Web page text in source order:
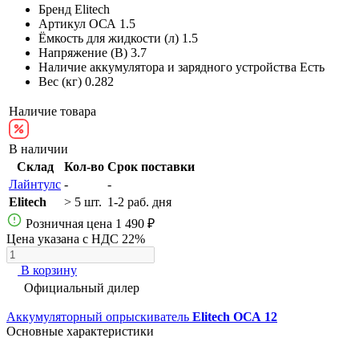
Бренд Elitech
Артикул ОСА 1.5
Ёмкость для жидкости (л) 1.5
Напряжение (В) 3.7
Наличие аккумулятора и зарядного устройства Есть
Вес (кг) 0.282
Наличие товара
В наличии
Склад
Кол-во Срок поставки
Лайнтулс -
-
Elitech
> 5 шт. 1-2 раб. дня
Розничная цена 1 490 ₽
Цена указана с НДС 22%
В корзину
Официальный дилер
Аккумуляторный опрыскиватель Elitech ОСА 12
Основные характеристики